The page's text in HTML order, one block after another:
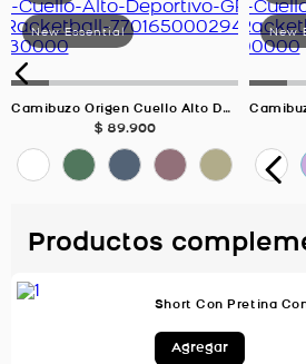
Camibuzo Origen Cuello Alto Deportivo, Color GRIS GRAFITO Para Mujer
$ 89.900
Productos
Agregar